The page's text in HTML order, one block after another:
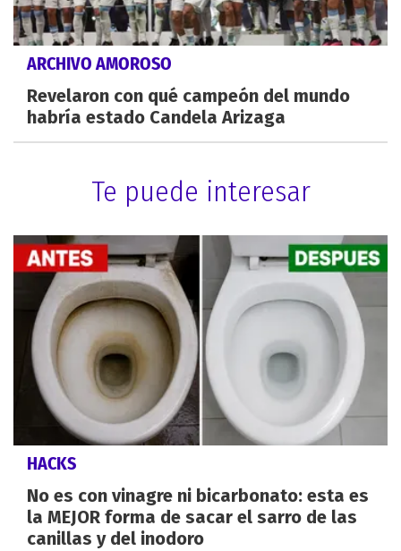
ARCHIVO AMOROSO
Revelaron con qué campeón del mundo
habría estado Candela Arizaga
Te puede interesar
HACKS
No es con vinagre ni bicarbonato: esta es
la MEJOR forma de sacar el sarro de las
canillas y del inodoro